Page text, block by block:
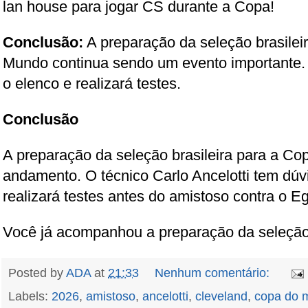
lan house para jogar CS durante a Copa!
Conclusão: A preparação da seleção
Mundo continua sendo um evento
o elenco e realizará testes.
Conclusão
A preparação da seleção brasileira para a
andamento. O técnico Carlo Ancelotti tem
realizará testes antes do amistoso contra o
Você já acompanhou a preparação da
Posted by ADA at 21:33
Nenhum comentário:
Labels: 2026, amistoso, ancelotti, cleveland, copa do